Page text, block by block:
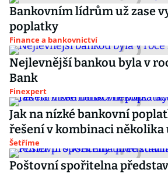
Bankovním lídrům už zase
poplatky
Finance a bankovnictví
Nejlevnější bankou byla v
Bank
Finexpert
Jak na nízké bankovní
řešení v kombinaci několika
Šetříme
Poštovní spořitelna